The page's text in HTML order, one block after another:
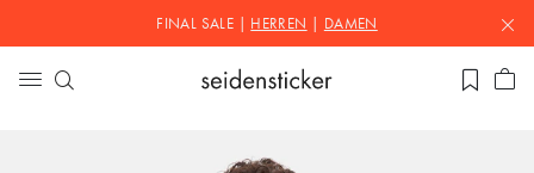
FINAL SALE | HERREN DAMEN